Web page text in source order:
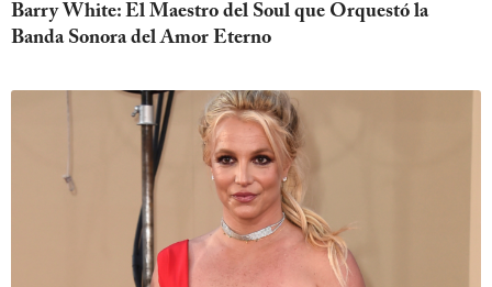
Barry White: El Maestro del Soul que Orquestó la
Banda Sonora del Amor Eterno